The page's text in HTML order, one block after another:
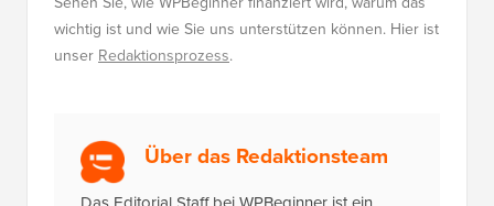
wichtig ist und wie Sie uns unterstützen können. Hier ist
unserRedaktionsprozess.
Über das Redaktionsteam